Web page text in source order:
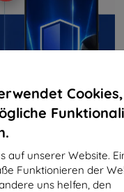
auf unserer Website.
Funktionieren der
uns helfen, den
Gutschein
3mk Pure Matt Schutzglas